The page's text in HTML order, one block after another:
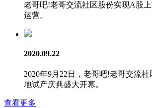
老哥吧!老哥交流社区股份实现A股
运营。
2020.09.22
2020年9月22日，老哥吧!老哥交流
地试产庆典盛大开幕。
查看更多